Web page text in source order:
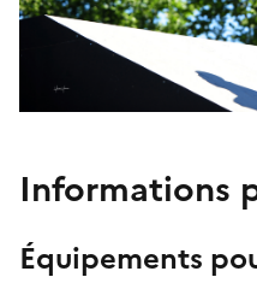
Informations
Équipements